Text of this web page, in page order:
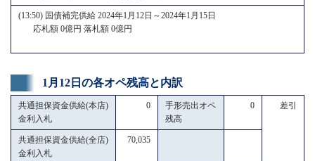
(13:50) 国債補完供給 2024年1月12日～2024年1月15日
応札額 0億円 落札額 0億円
1月12日の各オペ残高と内訳
共通担保資金供給(本店)
金利入札
0
手形売出オペ
残高
0 差引
共通担保資金供給(全店)
金利入札
70,035